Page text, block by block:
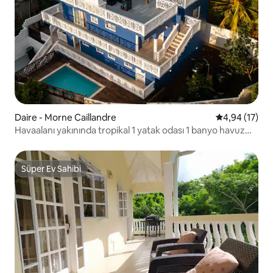
Daire - Morne Caillandre 5 üzerinden
4,94 (17)
Havaalanı yakınında tropikal 1 yatak odası 1 banyo havuz
Süper Ev Sahibi
Süper Ev Sahibi